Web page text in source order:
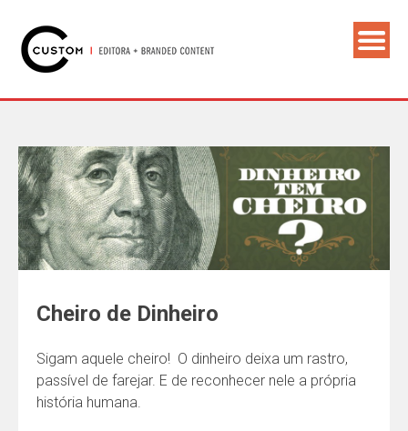
Cheiro de Dinheiro
Sigam aquele cheiro! ­ O dinheiro deixa um rastro,
passível de farejar. E de reconhecer nele a própria
história humana.